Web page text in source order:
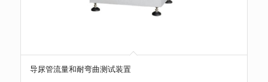
导尿管流量和耐弯曲测试装置